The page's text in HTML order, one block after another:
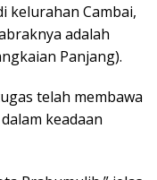
kelurahan Cambai,
adalah
Panjang).
telah membawa
keadaan